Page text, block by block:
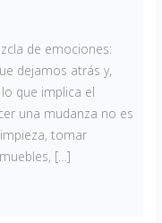
de emociones:
dejamos atrás y,
que implica el
una mudanza no es
tomar
[…]